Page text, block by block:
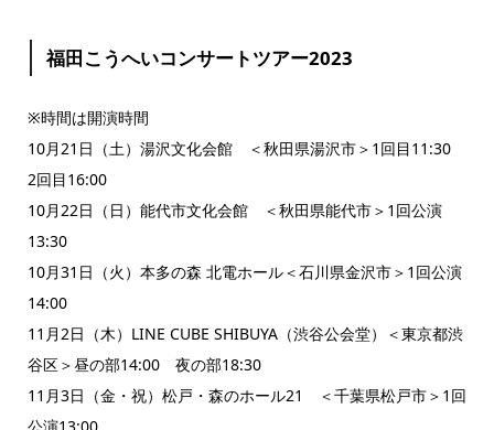
福田こうへいコンサートツアー2023
※時間は開演時間
10月21日（土）湯沢文化会館 ＜秋田県湯沢市＞1回目11:30
2回目16:00
10月22日（日）能代市文化会館 ＜秋田県能代市＞1回公演
13:30
10月31日（火）本多の森 北電ホール＜石川県金沢市＞1回公演
14:00
11月2日（木）LINE CUBE SHIBUYA（渋谷公会堂）＜東京都渋
谷区＞昼の部14:00 夜の部18:30
11月3日（金・祝）松戸・森のホール21 ＜千葉県松戸市＞1回